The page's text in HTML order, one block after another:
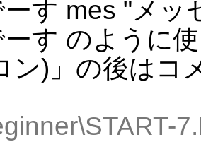
ーす mes "メッ
ーす のように
ン)」の後はコ